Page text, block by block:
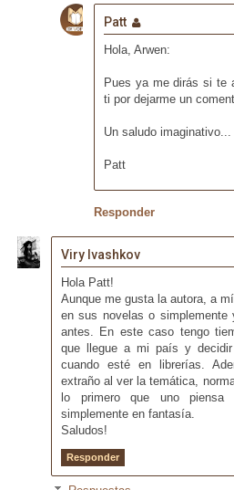
Patt
Hola, Arwen:
Pues ya me dirás si te
ti por dejarme un
Un saludo imaginativo...
Patt
Responder
Viry Ivashkov
Hola Patt!
Aunque me gusta la autora, a
en sus novelas o
antes. En este caso tengo
que llegue a mi país y
cuando esté en librerías.
extraño al ver la temática,
lo primero que uno
simplemente en fantasía.
Saludos!
Responder